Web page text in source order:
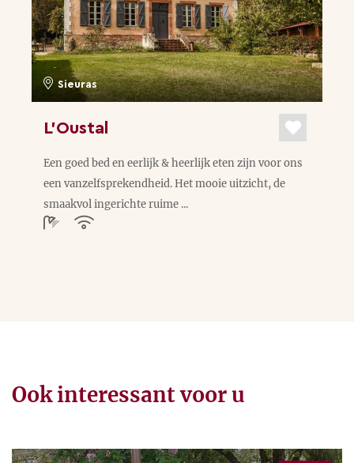
Sieuras
L’Oustal
Een goed bed en eerlijk & heerlijk eten zijn voor ons
een vanzelfsprekendheid. Het mooie uitzicht, de
smaakvol ingerichte ruime ...
Ook interessant voor u